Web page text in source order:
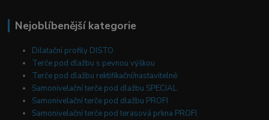
Nejoblíbenější kategorie
Dilatační profily DISTO
Terče pod dlažbu s pevnou výškou
Terče pod dlažbu rektifikační/nastavitelné
Samonivelační terče pod dlažbu SPECIAL
Samonivelační terče pod dlažbu PROFI
Samonivelační terče pod terasová prkna PROFI